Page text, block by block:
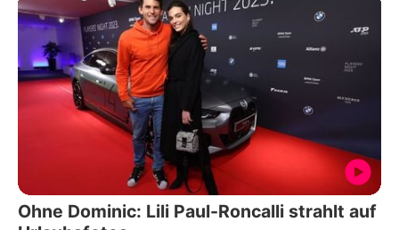
Ohne Dominic: Lili Paul-Roncalli strahlt auf